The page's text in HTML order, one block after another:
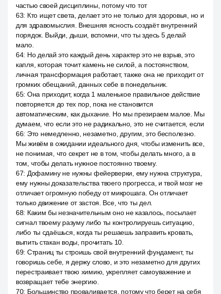
частью своей дисциплины, потому что тот
63: Кто ищет света, делает это не только для здоровья, но и
для здравомыслия. Внешняя ясность создаёт внутренний
порядок. Выйди, дыши, вспомни, что ты здесь 5 делай
мало.
64: Но делай это каждый день характер это не взрыв, это
капля, которая точит камень не силой, а постоянством,
личная трансформация работает, также она не приходит от
громких обещаний, данных себе в понедельник.
65: Она приходит, когда 1 маленькое правильное действие
повторяется до тех пор, пока не становится
автоматическим, как дыхание. Но мы презираем малое. Мы
думаем, что если это не радикально, это не считается, если
66: Это немедленно, незаметно, другим, это бесполезно.
Мы живём в ожидании идеального дня, чтобы изменить все,
не понимая, что секрет не в том, чтобы делать много, а в
том, чтобы делать нужное постоянно твоему.
67: Дофамину не нужны фейерверки, ему нужна структура,
ему нужны доказательства твоего прогресса, и твой мозг не
отличает огромную победу от микрошага. Он отличает
только движение от застоя. Все, что ты дел.
68: Каким бы незначительным оно не казалось, посылает
сигнал твоему разуму либо ты контролируешь ситуацию,
либо ты сдаёшься, когда ты решаешь заправить кровать,
выпить стакан воды, прочитать 10.
69: Страниц ты строишь свой внутренний фундамент, ты
говоришь себе, я держу слово, и это незаметно для других
перестраивает твою химию, укрепляет самоуважение и
возвращает тебе энергию.
70: Большинство проваливается, потому что берет на себя